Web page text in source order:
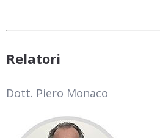
Relatori
Dott. Piero Monaco